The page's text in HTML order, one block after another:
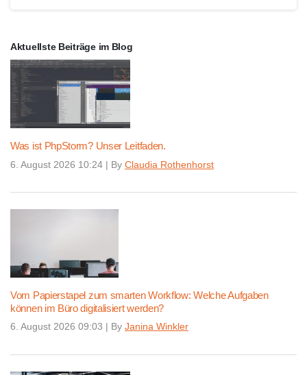
Aktuellste Beiträge im Blog
Was ist PhpStorm? Unser Leitfaden.
6. August 2026 10:24 | By Claudia Rothenhorst
Vom Papierstapel zum smarten Workflow: Welche Aufgaben
können im Büro digitalisiert werden?
6. August 2026 09:03 | By Janina Winkler